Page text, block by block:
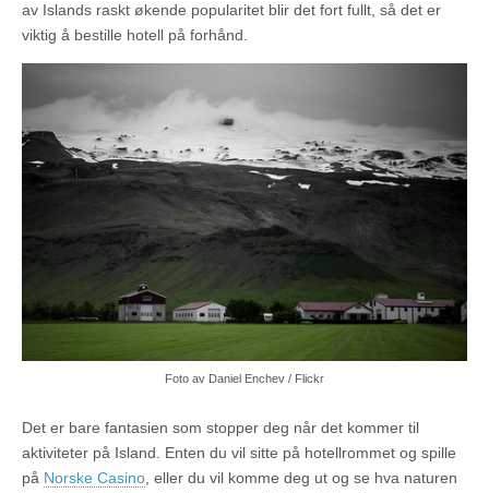
av Islands raskt økende popularitet blir det fort fullt, så det er
viktig å bestille hotell på forhånd.
Foto av Daniel Enchev / Flickr
Det er bare fantasien som stopper deg når det kommer til
aktiviteter på Island. Enten du vil sitte på hotellrommet og spille
på Norske Casino , eller du vil komme deg ut og se hva naturen